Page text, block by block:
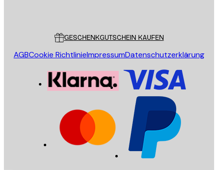
GESCHENKGUTSCHEIN KAUFEN
AGBCookie RichtlinieImpressumDatenschutzerklärung